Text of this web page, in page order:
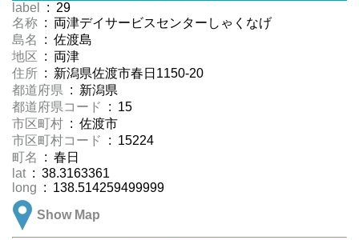
label
: 29
名称 : 両津デイサービスセンターしゃくなげ
島名
: 佐渡島
地区 : 両津
住所 : 新潟県佐渡市春日1150-20
都道府県 : 新潟県
都道府県コード
: 15
市区町村 : 佐渡市
市区町村コード
: 15224
町名
: 春日
lat : 38.3163361
long : 138.514259499999
Show Map